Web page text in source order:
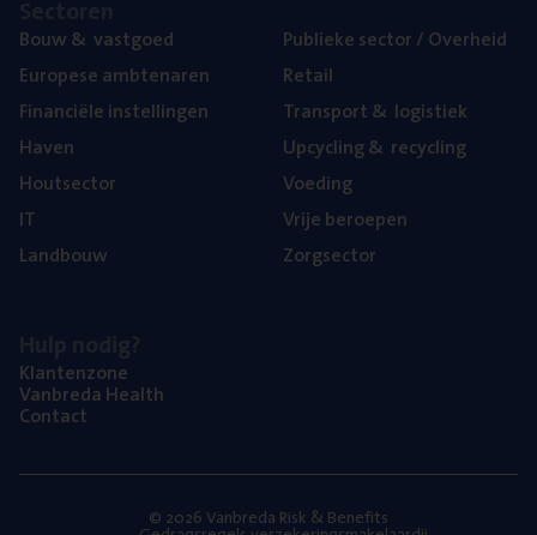
Bouw& vastgoed
Euro­pe­se ambtenaren
Finan­ci­ë­le instellingen
Haven
Hout­sec­tor
IT
Land­bouw
Publie­ke sec­tor / Overheid
Retail
Trans­port& logistiek
Upcy­cling& recycling
Voe­ding
Vrije beroe­pen
Zorg­sec­tor
Klan­ten­zo­ne
Van­b­re­da Health
Con­tact
© 2026 Vanbreda Risk & Benefits